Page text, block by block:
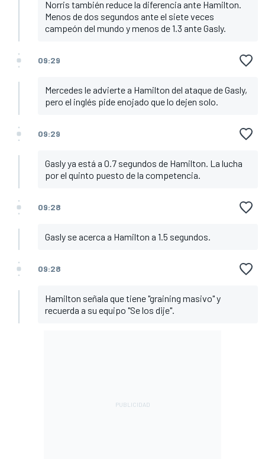
Norris también reduce la diferencia ante Hamilton.
Menos de dos segundos ante el siete veces
campeón del mundo y menos de 1.3 ante Gasly.
09:29
Mercedes le advierte a Hamilton del ataque de Gasly,
pero el inglés pide enojado que lo dejen solo.
09:29
Gasly ya está a 0.7 segundos de Hamilton. La lucha
por el quinto puesto de la competencia.
09:28
Gasly se acerca a Hamilton a 1.5 segundos.
09:28
Hamilton señala que tiene "graining masivo" y
recuerda a su equipo "Se los dije".